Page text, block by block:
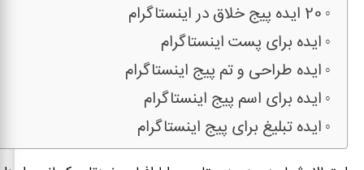
20 ایده پیج خلاق در اینستاگرام
ایده برای پست اینستاگرام
ایده طراحی و تم پیج اینستاگرام
ایده برای اسم پیج اینستاگرام
ایده تبلیغ برای پیج اینستاگرام